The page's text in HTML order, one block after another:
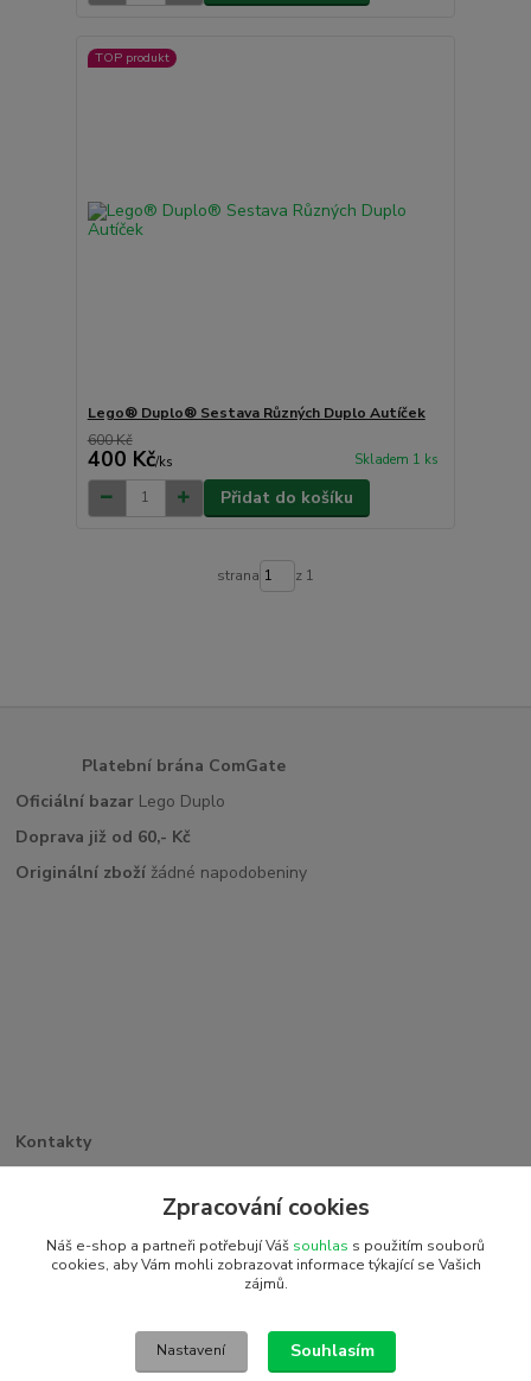
TOP produkt
Lego® Duplo® Sestava Různých Duplo Autíček
600 Kč
400 Kč/ks Skladem 1 ks
Přidat do košíku
strana z 1
Platební brána ComGate
Oficiální bazar Lego Duplo
Doprava již od 60,- Kč
Originální zboží žádné napodobeniny
Kontakty
+420 773 263 369
detiakostky@seznam.cz
2016 © Detiakostky.cz - Všechna práva vyhrazena. Vytvořeno
Zpracování cookies
Náš e-shop a partneři potřebují Váš souhlas s použitím souborů
cookies, aby Vám mohli zobrazovat informace týkající se Vašich
zájmů.
Nastavení Souhlasím